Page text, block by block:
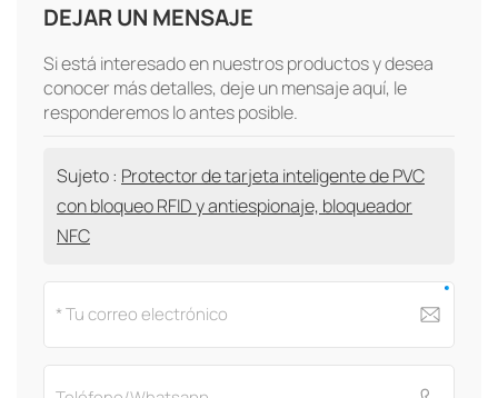
DEJAR UN MENSAJE
Si está interesado en nuestros productos y desea
conocer más detalles, deje un mensaje aquí, le
responderemos lo antes posible.
Sujeto : Protector de tarjeta inteligente de PVC
con bloqueo RFID y antiespionaje, bloqueador
NFC